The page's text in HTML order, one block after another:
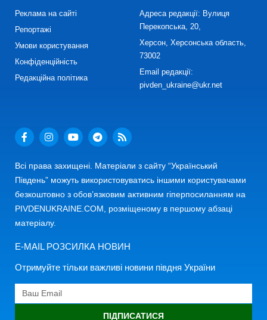
Реклама на сайті
Репортажі
Умови користування
Конфіденційність
Редакційна політика
Адреса редакції: Вулиця
Перекопська, 20,
Херсон, Херсонська область,
73002
Email редакції:
pivden_ukraine@ukr.net
Всі права захищені. Матеріали з сайту “Український
Південь” можуть використовуватись іншими користувачами
безкоштовно з обов’язковим активним гіперпосиланням на
PIVDENUKRAINE.COM, розміщеному в першому абзаці
матеріалу.
E-MAIL РОЗСИЛКА НОВИН
Отримуйте тільки важливі новини півдня України
ПІДПИСАТИСЯ